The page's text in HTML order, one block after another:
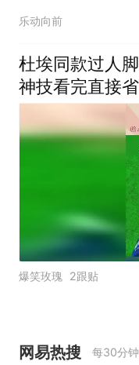
埋粪便上厕所
乐动向前
杜埃同款过人
神技看完直接
爆笑玫瑰 2跟贴
网易热搜 每30分